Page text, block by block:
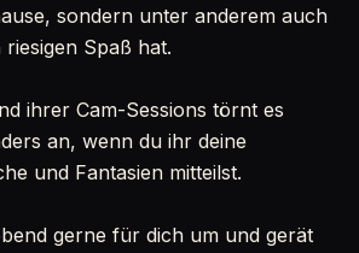
sondern unter anderem auch
Spaß hat.
ihrer Cam-Sessions törnt es
an, wenn du ihr deine
und Fantasien mitteilst.
gerne für dich um und gerät